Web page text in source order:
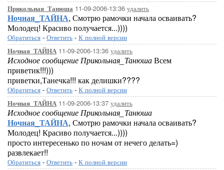
Прикольная_Танюша 11-09-2006-13:36 удалить
Ночная_ТАЙНА, Смотрю рамочки начала осваивать?
Молодец! Красиво получается...))))
Обратиться - Ответить - К полной версии
Ночная_ТАЙНА 11-09-2006-13:36 удалить
Исходное сообщение Прикольная_ТанюшаВсем
приветик!!!)))
приветки,Танечка!!! как делишки????
Обратиться - Ответить - К полной версии
Ночная_ТАЙНА 11-09-2006-13:37 удалить
Исходное сообщение Прикольная_Танюша
Ночная_ТАЙНА, Смотрю рамочки начала осваивать?
Молодец! Красиво получается...))))
просто интересенько по ночам от нечего делать=)
развлекает!!
Обратиться - Ответить - К полной версии